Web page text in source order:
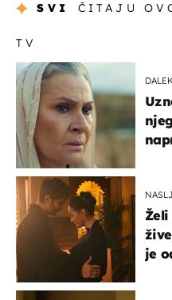
SVI ČITAJU
TV
je